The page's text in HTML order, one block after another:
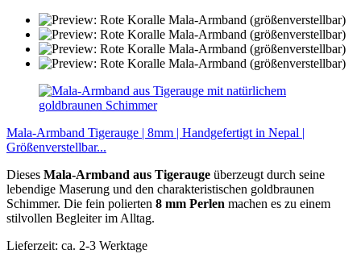
Mala-Armband Tigerauge | 8mm | Handgefertigt in Nepal |
Größenverstellbar...
Dieses Mala-Armband aus Tigerauge überzeugt durch seine
lebendige Maserung und den charakteristischen goldbraunen
Schimmer. Die fein polierten 8 mm Perlen machen es zu einem
stilvollen Begleiter im Alltag.
Lieferzeit: ca. 2-3 Werktage